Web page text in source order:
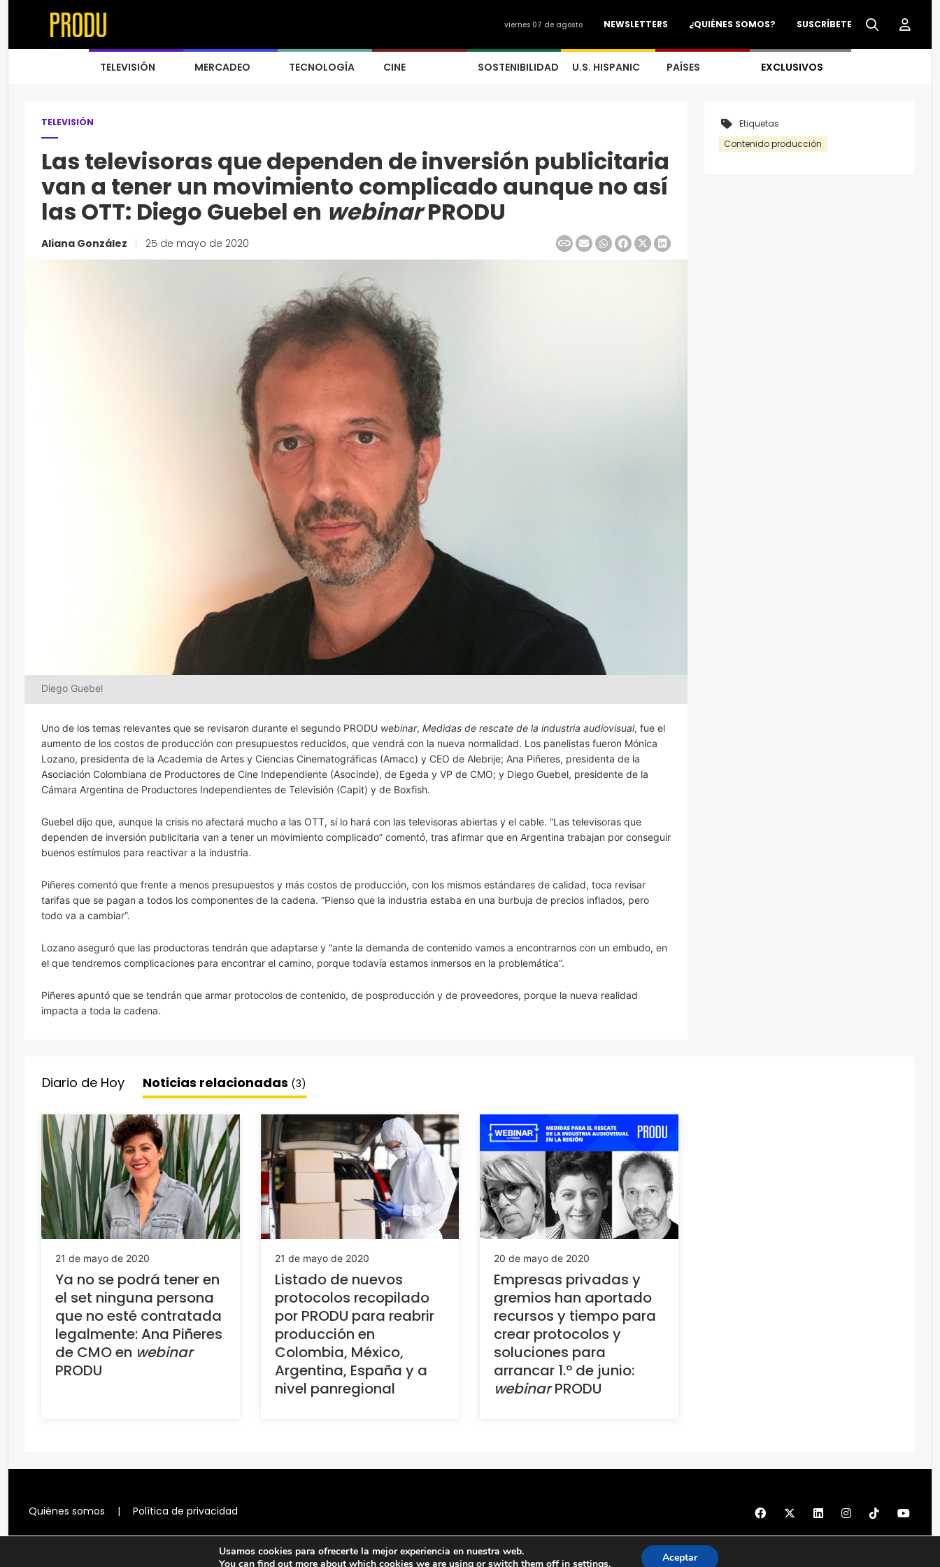
SUSCRÍBETE
¿QUIÉNES SOMOS?
NEWSLETTERS
viernes 07 de agosto
TELEVISIÓN MERCADEO TECNOLOGÍA CINE SOSTENIBILIDAD U.S. HISPANIC PAÍSES EXCLUSIVOS
TELEVISIÓN
Las televisoras que dependen de inversión publicitaria
van a tener un movimiento complicado aunque no así
las OTT: Diego Guebel en webinarPRODU
Aliana González 25 de mayo de 2020
Diego Guebel
Uno de los temas relevantes que se revisaron durante el segundo PRODU webinar, Medidas de rescate de la industria audiovisual, fue el
aumento de los costos de producción con presupuestos reducidos, que vendrá con la nueva normalidad. Los panelistas fueron Mónica
Lozano, presidenta de la Academia de Artes y Ciencias Cinematográficas (Amacc) y CEO de Alebrije; Ana Piñeres, presidenta de la
Asociación Colombiana de Productores de Cine Independiente (Asocinde), de Egeda y VP de CMO; y Diego Guebel, presidente de la
Cámara Argentina de Productores Independientes de Televisión (Capit) y de Boxfish.
Guebel dijo que, aunque la crisis no afectará mucho a las OTT, sí lo hará con las televisoras abiertas y el cable. “Las televisoras que
dependen de inversión publicitaria van a tener un movimiento complicado” comentó, tras afirmar que en Argentina trabajan por conseguir
buenos estímulos para reactivar a la industria.
Piñeres comentó que frente a menos presupuestos y más costos de producción, con los mismos estándares de calidad, toca revisar
tarifas que se pagan a todos los componentes de la cadena. “Pienso que la industria estaba en una burbuja de precios inflados, pero
todo va a cambiar”.
Lozano aseguró que las productoras tendrán que adaptarse y “ante la demanda de contenido vamos a encontrarnos con un embudo, en
el que tendremos complicaciones para encontrar el camino, porque todavía estamos inmersos en la problemática”.
Piñeres apuntó que se tendrán que armar protocolos de contenido, de posproducción y de proveedores, porque la nueva realidad
impacta a toda la cadena.
Etiquetas
Contenido producción
Diario de Hoy Noticias relacionadas (3)
21 de mayo de 2020
Ya no se podrá tener en
el set ninguna persona
que no esté contratada
legalmente: Ana Piñeres
de CMO en webinar
PRODU
21 de mayo de 2020
Listado de nuevos
protocolos recopilado
por PRODU para reabrir
producción en
Colombia, México,
Argentina, España y a
nivel panregional
20 de mayo de 2020
Empresas privadas y
gremios han aportado
recursos y tiempo para
crear protocolos y
soluciones para
arrancar 1.º de junio:
webinarPRODU
Quiénes somos | Política de privacidad
© 1997 - 2026 PRODU - Todos los derechos reservados
Usamos cookies para ofrecerte la mejor experiencia en nuestra web.
You can find out more about which cookies we are using or switch them off in settings. Aceptar